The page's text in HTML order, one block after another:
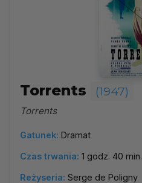
Torrents (1947)
Torrents
Gatunek: Dramat
Czas trwania: 1 godz. 40 min.
Reżyseria: Serge de Poligny